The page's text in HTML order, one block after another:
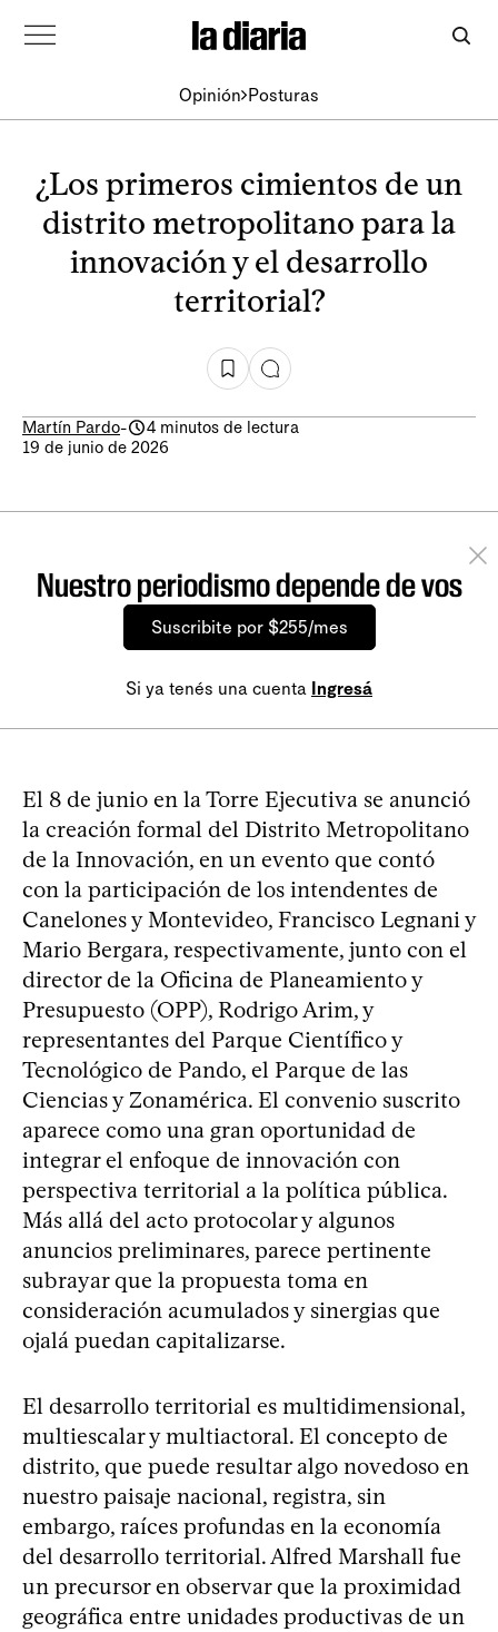
Opinión Posturas
¿Los primeros cimientos de un
distrito metropolitano para la
innovación y el desarrollo
territorial?
Martín Pardo-
4 minutos de lectura
19 de junio de 2026
Nuestro periodismo depende de vos
Suscribite por $255/mes
Si ya tenés una cuenta Ingresá
El 8 de junio en la Torre Ejecutiva se anunció
la creación formal del Distrito Metropolitano
de la Innovación, en un evento que contó
con la participación de los intendentes de
Canelones y Montevideo, Francisco Legnani y
Mario Bergara, respectivamente, junto con el
director de la Oficina de Planeamiento y
Presupuesto (OPP), Rodrigo Arim, y
representantes del Parque Científico y
Tecnológico de Pando, el Parque de las
Ciencias y Zonamérica. El convenio suscrito
aparece como una gran oportunidad de
integrar el enfoque de innovación con
perspectiva territorial a la política pública.
Más allá del acto protocolar y algunos
anuncios preliminares, parece pertinente
subrayar que la propuesta toma en
consideración acumulados y sinergias que
ojalá puedan capitalizarse.
El desarrollo territorial es multidimensional,
multiescalar y multiactoral. El concepto de
distrito, que puede resultar algo novedoso en
nuestro paisaje nacional, registra, sin
embargo, raíces profundas en la economía
del desarrollo territorial. Alfred Marshall fue
un precursor en observar que la proximidad
geográfica entre unidades productivas de un